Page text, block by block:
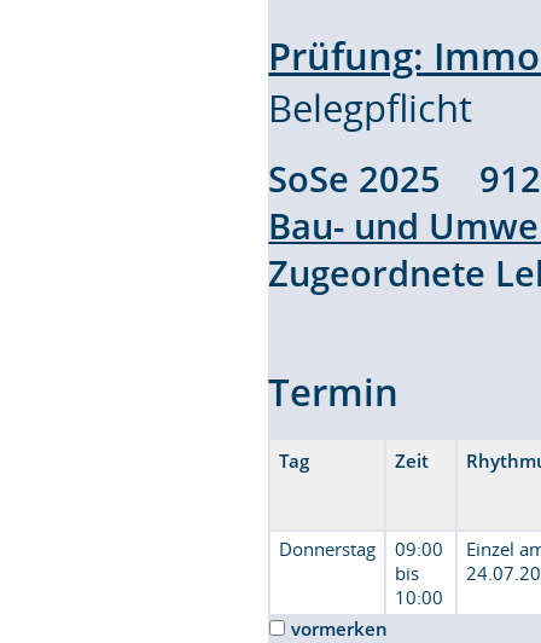
Prüfung:
Belegpflicht
SoSe 2025
Bau- und
Zugeordnete
Termin
Tag Zeit
Donnerstag
09:00
bis
10:00
Einzel
vormerken